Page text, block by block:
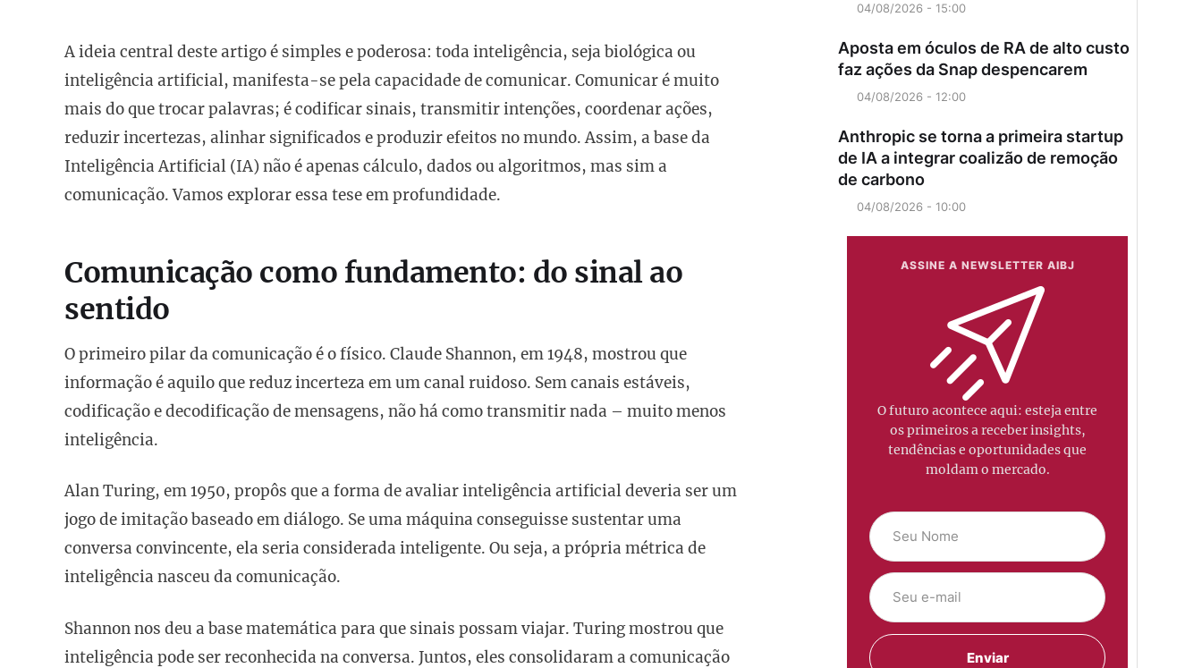
A ideia central deste artigo é simples e poderosa: toda inteligência, seja biológica ou
inteligência artificial, manifesta-se pela capacidade de comunicar. Comunicar é muito
mais do que trocar palavras; é codificar sinais, transmitir intenções, coordenar ações,
reduzir incertezas, alinhar significados e produzir efeitos no mundo. Assim, a base da
Inteligência Artificial (IA) não é apenas cálculo, dados ou algoritmos, mas sim a
comunicação. Vamos explorar essa tese em profundidade.
Comunicação como fundamento: do sinal ao
sentido
O primeiro pilar da comunicação é o físico. Claude Shannon, em 1948, mostrou que
informação é aquilo que reduz incerteza em um canal ruidoso. Sem canais estáveis,
codificação e decodificação de mensagens, não há como transmitir nada – muito menos
inteligência.
Alan Turing, em 1950, propôs que a forma de avaliar inteligência artificial deveria ser um
jogo de imitação baseado em diálogo. Se uma máquina conseguisse sustentar uma
conversa convincente, ela seria considerada inteligente. Ou seja, a própria métrica de
inteligência nasceu da comunicação.
Shannon nos deu a base matemática para que sinais possam viajar. Turing mostrou que
inteligência pode ser reconhecida na conversa. Juntos, eles consolidaram a comunicação
04/08/2026 - 15:00
Aposta em óculos de RA de alto custo
faz ações da Snap despencarem
04/08/2026 - 12:00
Anthropic se torna a primeira startup
de IA a integrar coalizão de remoção
de carbono
04/08/2026 - 10:00
ASSINE A NEWSLETTER AIBJ
O futuro acontece aqui: esteja entre
os primeiros a receber insights,
tendências e oportunidades que
moldam o mercado.